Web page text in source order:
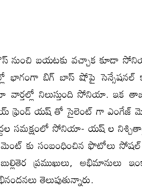
నుంచి బయటకు వచ్చాక కూడా
భాగంగా బిగ్ బాస్ షోపై
నిలుస్తుంది సోనియా. ఇక
ఫ్రెండ్ యష్ తో సైలెంట్ గా ఎంగేజ్
సమక్షంలో సోనియా- యష్ ల
కు సంబంధించిన ఫొటోలు
ప్రముఖులు,
తెలుపుతున్నారు.